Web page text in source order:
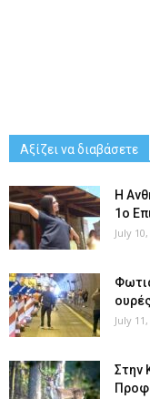
Αξίζει να διαβάσετε
Η
1ο
July
July
Στην